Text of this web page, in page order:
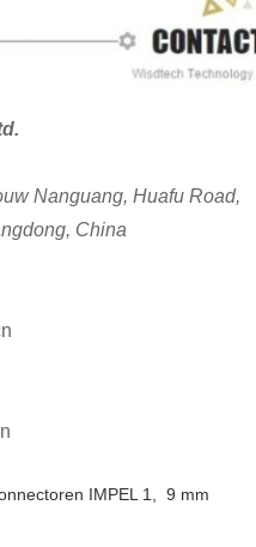
Nanguang, Huafu Road,
China
IMPEL 1, 9 mm